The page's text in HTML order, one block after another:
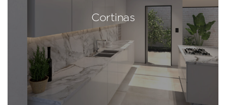
Cortinas